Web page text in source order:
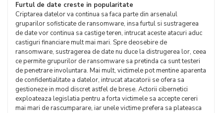
Furtul de date creste in popularitate
Criptarea datelor va continua sa faca parte din arsenalul
gruparilor sofisticate de ransomware, insa furtul si sustragerea
de date vor continua sa castige teren, intrucat aceste atacuri aduc
castiguri financiare mult mai mari. Spre deosebire de
ransomware, sustragerea de date nu duce la distrugerea lor, ceea
ce permite grupurilor de ransomware sa pretinda ca sunt testeri
de penetrare involuntara. Mai mult, victimele pot mentine aparenta
de confidentialitate a datelor, intrucat atacatorii se ofera sa
gestioneze in mod discret astfel de brese. Actorii cibernetici
exploateaza legislatia pentru a forta victimele sa accepte cereri
mai mari de rascumparare, iar unele victime prefera sa plateasca